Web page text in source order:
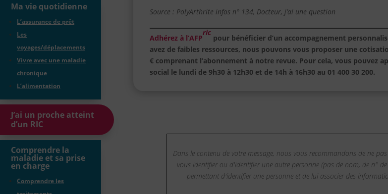
Source : PolyArthrite infos n° 134, Docteur, j’ai une question
Adhérez à l’AFP
ric
pour bénéficier d’un accompagnement
avez de faibles ressources, nous pouvons vous proposer une
€ comprenant l’abonnement à notre revue. Pour cela, vous pouvez
social le lundi de 9h30 à 12h30 et de 14h à 16h30 au 01 400 30 200.
Dans le contenu de votre message, nous vous recommandons de ne
vous identifier ou d'identifier une autre personne (pas de nom, de n°
permettant d'identifier une personne et de lui associer des
Ma vie quotidienne
L’assurance de prêt
Les
voyages/déplacements
Vivre avec une maladie
chronique
L’alimentation
J’ai un proche atteint
d’un RIC
Comprendre la
maladie et sa prise
en charge
Comprendre les